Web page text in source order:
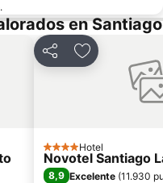
en Santiago
CompartirAñadir a
4 Estrellas
Hotel
Novotel Santiago
8,9 Excelente (11.930